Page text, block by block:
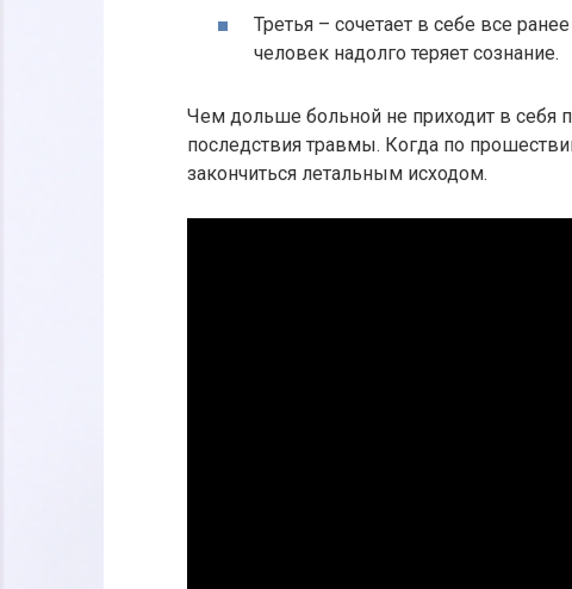
Третья – сочетает в себе все
человек надолго теряет сознание.
Чем дольше больной не приходит в себя
последствия травмы. Когда по
закончиться летальным исходом.